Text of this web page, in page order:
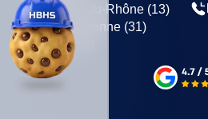
Bouches-du-Rhône (13)
Haute-Garonne (31)
Marne (51)